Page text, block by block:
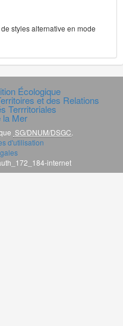
styles alternative en mode
Écologique
et des Relations
Terrritoriales
la Mer
SG/DNUM/DSGC
d'utilisation
internet